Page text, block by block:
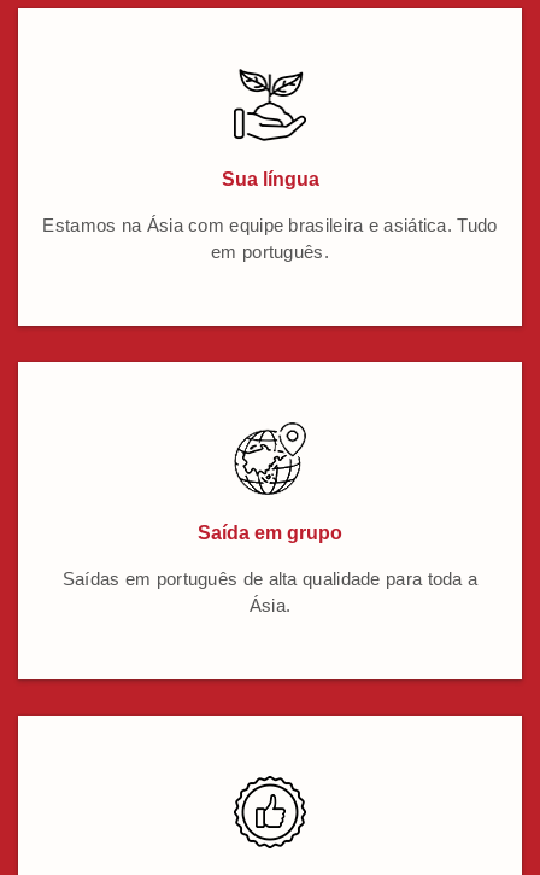
Sua língua
Estamos na Ásia com equipe brasileira e asiática. Tudo
em português.
Saída em grupo
Saídas em português de alta qualidade para toda a
Ásia.